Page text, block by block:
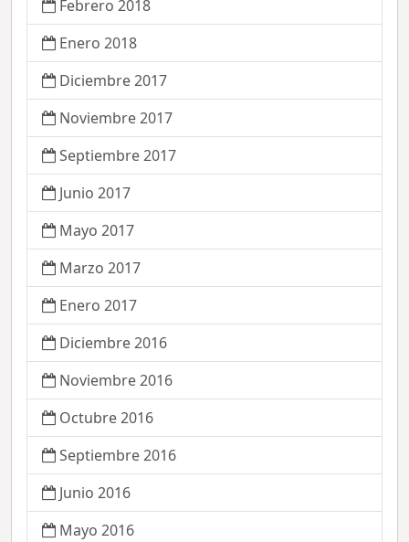
Febrero 2018
Enero 2018
Diciembre 2017
Noviembre 2017
Septiembre 2017
Junio 2017
Mayo 2017
Marzo 2017
Enero 2017
Diciembre 2016
Noviembre 2016
Octubre 2016
Septiembre 2016
Junio 2016
Mayo 2016